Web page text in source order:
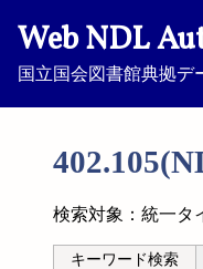
Web NDL
国立国会図書館典拠デ
検索対象：統一タ
キーワード検索